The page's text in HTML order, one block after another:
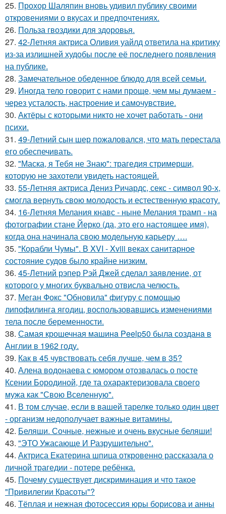
25. Прохор Шаляпин вновь удивил публику своими
откровениями о вкусах и предпочтениях.
26. Польза гвоздики для здоровья.
27. 42-Летняя актриса Оливия уайлд ответила на критику
из-за излишней худобы после её последнего появления
на публике.
28. Замечательное обеденное блюдо для всей семьи.
29. Иногда тело говорит с нами проще, чем мы думаем -
через усталость, настроение и самочувствие.
30. Актёры с которыми никто не хочет работать - они
психи.
31. 49-Летний сын шер пожаловался, что мать перестала
его обеспечивать.
32. "Маска, я Тебя не Знаю": трагедия стримерши,
которую не захотели увидеть настоящей.
33. 55-Летняя актриса Дениз Ричардс, секс - символ 90-х,
смогла вернуть свою молодость и естественную красоту.
34. 16-Летняя Мелания кнавс - ныне Мелания трамп - на
фотографии стане Йерко (да, это его настоящее имя),
когда она начинала свою модельную карьеру ….
35. "Корабли Чумы". В XVI - Xviii веках санитарное
состояние судов было крайне низким.
36. 45-Летний рэпер Рэй Джей сделал заявление, от
которого у многих буквально отвисла челюсть.
37. Меган Фокс "Обновила" фигуру с помощью
липофилинга ягодиц, воспользовавшись изменениями
тела после беременности.
38. Самая крошечная машинa Peelp50 была созданa в
Англии в 1962 году.
39. Как в 45 чувствовать себя лучше, чем в 35?
40. Алена водонаева с юмором отозвалась о посте
Ксении Бородиной, где та охарактеризовала своего
мужа как "Свою Вселенную".
41. В том случае, если в вашей тарелке только один цвет
- организм недополучает важные витамины.
42. Беляши. Сочные, нежные и очень вкусные беляши!
43. "ЭТО Ужасающе И Разрушительно".
44. Актриса Екатерина шпица откровенно рассказала о
личной трагедии - потере ребёнка.
45. Почему существует дискриминация и что такое
"Привилегии Красоты"?
46. Тёплая и нежная фотосессия юры борисова и анны